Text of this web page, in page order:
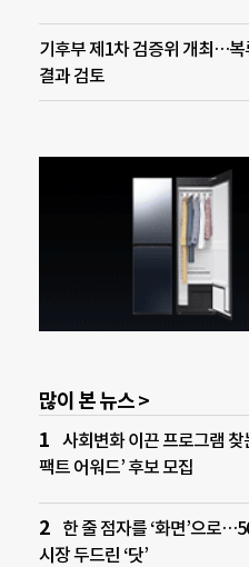
기후부 제1차 검증위 개최…복
결과 검토
많이 본 뉴스 >
사회변화 이끈 프로그램
팩트 어워드’ 후보 모집
한 줄 점자를 ‘화면’으로
시장 두드린 ‘닷’